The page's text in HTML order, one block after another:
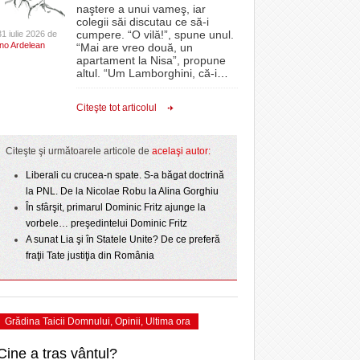
la
Dumbrăvița și-au
regular
- 22
divizionarei din
Timişoara intră în a treia zi de sărbătoare.
Programul de astăzi - acum 1 zi
Un concert de zile mari a încheiat prima zi a
Timișoara City Celebration/Foto- 1 August 2026
proiectelor derulate de instituție din fonduri
europene/FOTO- 11 December 2025
ANAF oferă persoanelor fizice posibilitatea să
beneficieze de Declarația Unică 212
2025
View all
CLIPURI VIDEO
JOCURI ONLINE
DIVERSE
FARMACII DIN
GRĂDINIŢE DIN TIMIŞ
PRIMĂRIILE DIN TIMIŞ
SFATUL MEDICULUI
SFATURI JURIDICE
iulie 2026 de
Ardelean
naştere a unui vameş, iar
colegii săi discutau ce să-i
cumpere. “O vilă!”, spune unul.
“Mai are vreo două, un
apartament la Nisa”, propune
altul. “Um Lamborghini, că-i
Citeşte tot articolul
Citeşte şi următoarele articole de acelaşi autor:
Liberali cu crucea-n spate. S-a băgat doctrină
la PNL. De la Nicolae Robu la Alina Gorghiu
În sfârşit, primarul Dominic Fritz ajunge la
vorbele… preşedintelui Dominic Fritz
A sunat Lia şi în Statele Unite? De ce preferă
fraţii Tate justiţia din România
Grădina Taicii Domnului, Opinii, Ultima ora
a tras vântul?